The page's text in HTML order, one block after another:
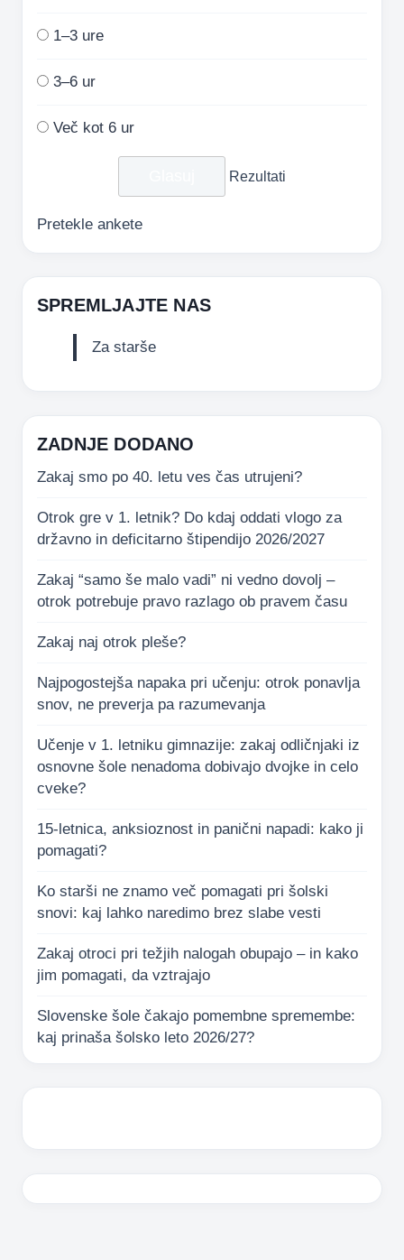
1–3 ure
3–6 ur
Več kot 6 ur
Rezultati
Pretekle ankete
SPREMLJAJTE NAS
Za starše
ZADNJE DODANO
Zakaj smo po 40. letu ves čas utrujeni?
Otrok gre v 1. letnik? Do kdaj oddati vlogo za
državno in deficitarno štipendijo 2026/2027
Zakaj “samo še malo vadi” ni vedno dovolj –
otrok potrebuje pravo razlago ob pravem času
Zakaj naj otrok pleše?
Najpogostejša napaka pri učenju: otrok ponavlja
snov, ne preverja pa razumevanja
Učenje v 1. letniku gimnazije: zakaj odličnjaki iz
osnovne šole nenadoma dobivajo dvojke in celo
cveke?
15-letnica, anksioznost in panični napadi: kako ji
pomagati?
Ko starši ne znamo več pomagati pri šolski
snovi: kaj lahko naredimo brez slabe vesti
Zakaj otroci pri težjih nalogah obupajo – in kako
jim pomagati, da vztrajajo
Slovenske šole čakajo pomembne spremembe:
kaj prinaša šolsko leto 2026/27?